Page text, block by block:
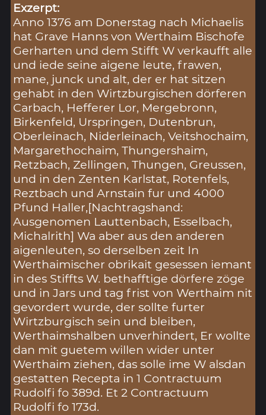
Exzerpt:
Anno 1376 am Donerstag nach Michaelis
hat Grave Hanns von Werthaim Bischofe
Gerharten und dem Stifft W verkaufft alle
und iede seine aigene leute, frawen,
mane, junck und alt, der er hat sitzen
gehabt in den Wirtzburgischen dörferen
Carbach, Hefferer Lor, Mergebronn,
Birkenfeld, Urspringen, Dutenbrun,
Oberleinach, Niderleinach, Veitshochaim,
Margarethochaim, Thungershaim,
Retzbach, Zellingen, Thungen, Greussen,
und in den Zenten Karlstat, Rotenfels,
Reztbach und Arnstain fur und 4000
Pfund Haller,[Nachtragshand:
Ausgenomen Lauttenbach, Esselbach,
Michalrith] Wa aber aus den anderen
aigenleuten, so derselben zeit In
Werthaimischer obrikait gesessen iemant
in des Stiffts W. bethafftige dörfere zöge
und in Jars und tag frist von Werthaim nit
gevordert wurde, der sollte furter
Wirtzburgisch sein und bleiben,
Werthaimshalben unverhindert, Er wollte
dan mit guetem willen wider unter
Werthaim ziehen, das solle ime W alsdan
gestatten Recepta in 1 Contractuum
Rudolfi fo 389d. Et 2 Contractuum
Rudolfi fo 173d.